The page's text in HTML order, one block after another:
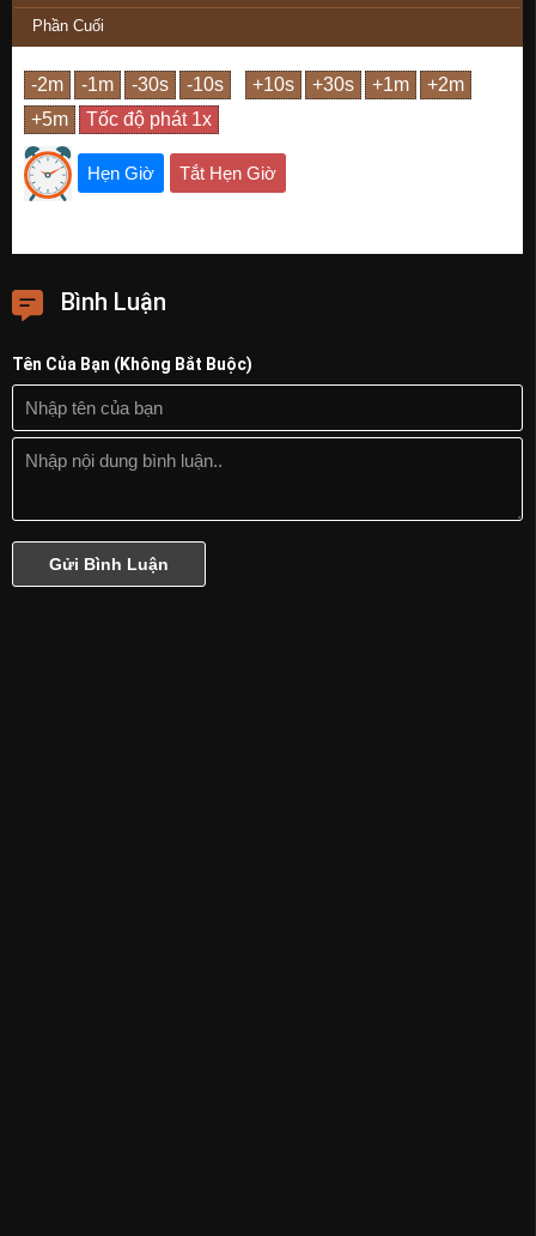
Phần Cuối
Hẹn Giờ Tắt Hẹn Giờ
Bình Luận
Tên Của Bạn (Không Bắt Buộc)